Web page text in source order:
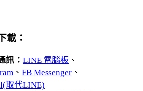
載：
訊： LINE 電腦板 、
、 FB Messenger 、
取代LINE)